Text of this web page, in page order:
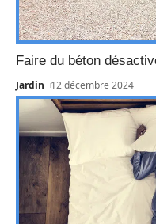
Faire du béton
Jardin 12 décembre 2024